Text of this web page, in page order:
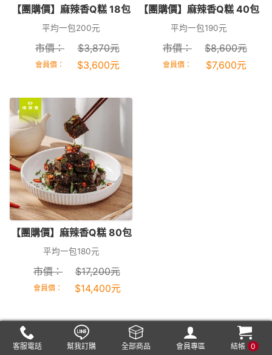
【團購價】麻辣香Q糕 18包
平均一包200元
市價： $3,870元
會員價： $3,600元
【團購價】麻辣香Q糕 40包
平均一包190元
市價： $8,600元
會員價： $7,600元
【團購價】麻辣香Q糕 80包
平均一包180元
市價： $17,200元
會員價： $14,400元
客服電話 幫我訂購 全部商品 會員專區 結帳 0